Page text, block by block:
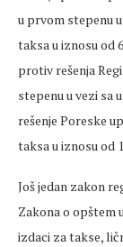
u prvom stepenu
taksa u iznosu od
protiv rešenja
stepenu u vezi sa
rešenje Poreske
taksa u iznosu od
Još jedan zakon
Zakona o opštem
izdaci za takse,